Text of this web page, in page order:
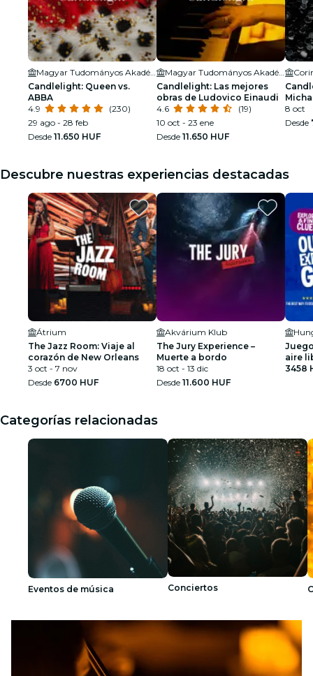
Candlelight: Queen vs.
ABBA
4.9
(230)
29 ago - 28 feb
Desde 11.650 HUF
Candlelight: Las mejores
obras de Ludovico Einaudi
4.6
(19)
10 oct - 23 ene
Desde 11.650 HUF
8 oct
Desde
Descubre nuestras experiencias destacadas
Átrium
The Jazz Room: Viaje al
corazón de New Orleans
3 oct - 7 nov
Desde 6700 HUF
Akvárium Klub
The Jury Experience –
Muerte a bordo
18 oct - 13 dic
Desde 11.600 HUF
aire
de
3458
Categorías relacionadas
Eventos de música Conciertos